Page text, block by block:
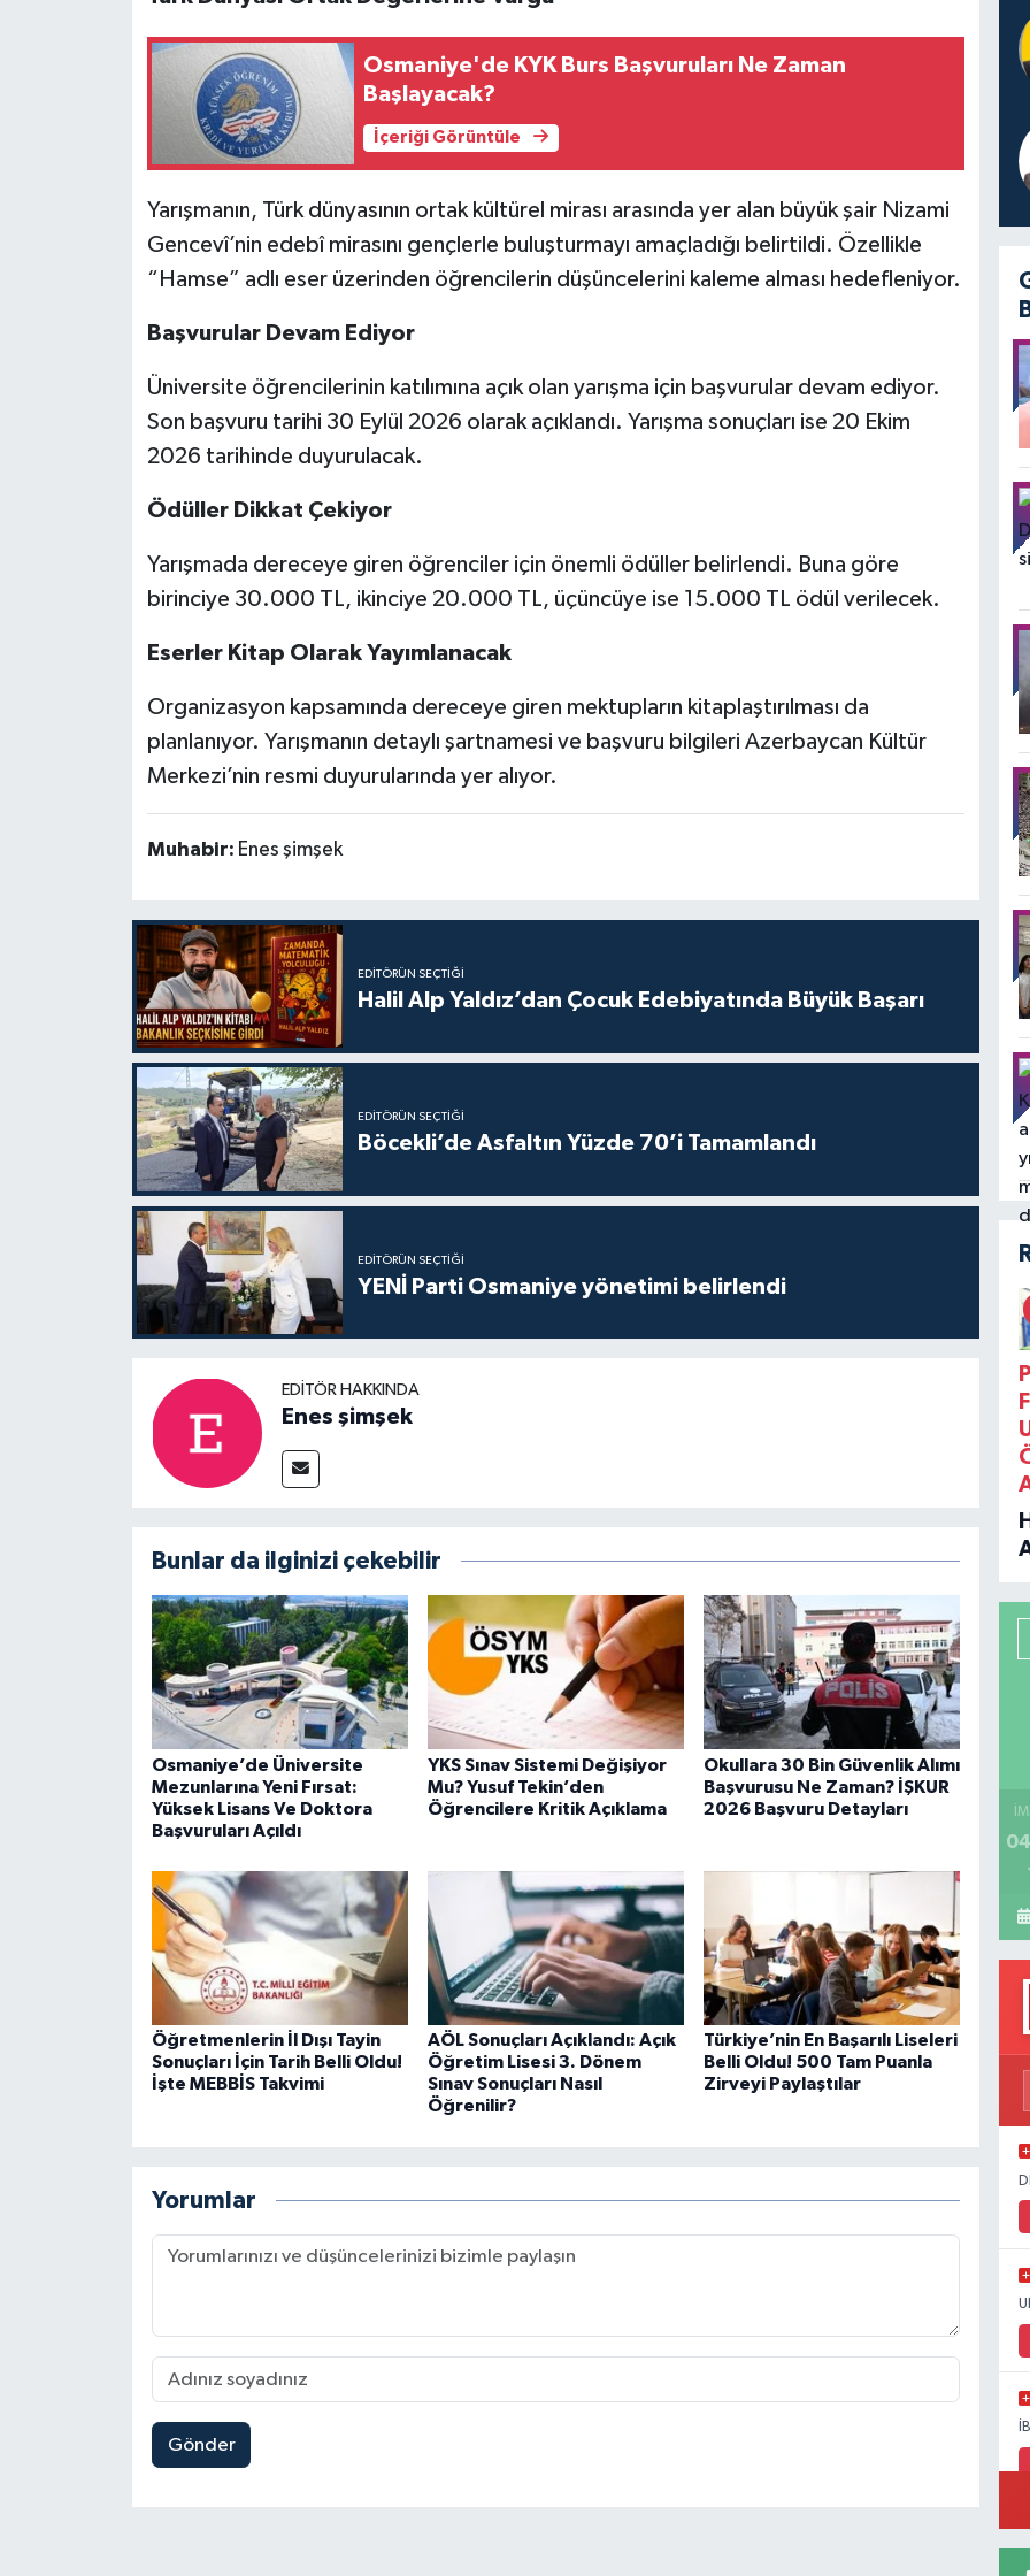
Osmaniye'de KYK Burs Başvuruları Ne Zaman
Başlayacak?
İçeriği Görüntüle
Yarışmanın, Türk dünyasının ortak kültürel mirası arasında yer alan büyük şair Nizami
Gencevî’nin edebî mirasını gençlerle buluşturmayı amaçladığı belirtildi. Özellikle
“Hamse” adlı eser üzerinden öğrencilerin düşüncelerini kaleme alması hedefleniyor.
Başvurular Devam Ediyor
Üniversite öğrencilerinin katılımına açık olan yarışma için başvurular devam ediyor.
Son başvuru tarihi 30 Eylül 2026 olarak açıklandı. Yarışma sonuçları ise 20 Ekim
2026 tarihinde duyurulacak.
Ödüller Dikkat Çekiyor
Yarışmada dereceye giren öğrenciler için önemli ödüller belirlendi. Buna göre
birinciye 30.000 TL, ikinciye 20.000 TL, üçüncüye ise 15.000 TL ödül verilecek.
Eserler Kitap Olarak Yayımlanacak
Organizasyon kapsamında dereceye giren mektupların kitaplaştırılması da
planlanıyor. Yarışmanın detaylı şartnamesi ve başvuru bilgileri Azerbaycan Kültür
Merkezi’nin resmi duyurularında yer alıyor.
Muhabir: Enes şimşek
EDITÖRÜN SEÇTIĞI
Halil Alp Yaldız’dan Çocuk Edebiyatında Büyük Başarı
EDITÖRÜN SEÇTIĞI
Böcekli’de Asfaltın Yüzde 70’i Tamamlandı
EDITÖRÜN SEÇTIĞI
YENİ Parti Osmaniye yönetimi belirlendi
EDITÖR HAKKINDA
Enes şimşek
Bunlar da ilginizi çekebilir
Osmaniye’de Üniversite
Mezunlarına Yeni Fırsat:
Yüksek Lisans Ve Doktora
Başvuruları Açıldı
YKS Sınav Sistemi Değişiyor
Mu? Yusuf Tekin’den
Öğrencilere Kritik Açıklama
Okullara 30 Bin Güvenlik Alımı
Başvurusu Ne Zaman? İŞKUR
2026 Başvuru Detayları
Öğretmenlerin İl Dışı Tayin
Sonuçları İçin Tarih Belli Oldu!
İşte MEBBİS Takvimi
AÖL Sonuçları Açıklandı: Açık
Öğretim Lisesi 3. Dönem
Sınav Sonuçları Nasıl
Öğrenilir?
Türkiye’nin En Başarılı Liseleri
Belli Oldu! 500 Tam Puanla
Zirveyi Paylaştılar
Yorumlar
Gönder